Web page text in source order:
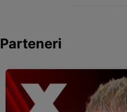
Parteneri